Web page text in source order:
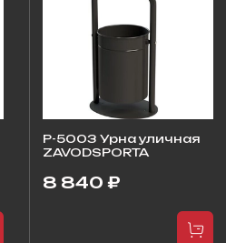
P-5003 Урна уличная
ZAVODSPORTA
8 840 ₽